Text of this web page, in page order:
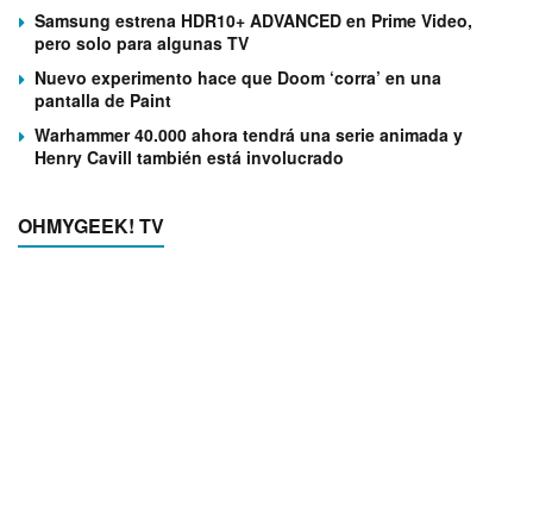
Samsung estrena HDR10+ ADVANCED en Prime Video,
pero solo para algunas TV
Nuevo experimento hace que Doom ‘corra’ en una
pantalla de Paint
Warhammer 40.000 ahora tendrá una serie animada y
Henry Cavill también está involucrado
OHMYGEEK! TV